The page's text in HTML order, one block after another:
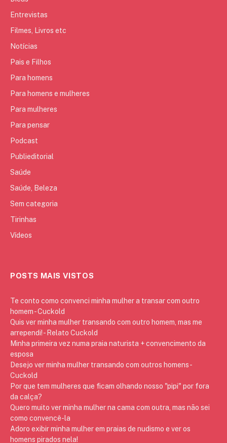
Entrevistas
Filmes, Livros etc
Notícias
Pais e Filhos
Para homens
Para homens e mulheres
Para mulheres
Para pensar
Podcast
Publieditorial
Saúde
Saúde, Beleza
Sem categoria
Tirinhas
Vídeos
POSTS MAIS VISTOS
Te conto como convenci minha mulher a transar com outro
homem - Cuckold
Quis ver minha mulher transando com outro homem, mas me
arrependi! - Relato Cuckold
Minha primeira vez numa praia naturista + convencimento da
esposa
Desejo ver minha mulher transando com outros homens -
Cuckold
Por que tem mulheres que ficam olhando nosso "pipi" por fora
da calça?
Quero muito ver minha mulher na cama com outra, mas não sei
como convencê-la
Adoro exibir minha mulher em praias de nudismo e ver os
homens pirados nela!